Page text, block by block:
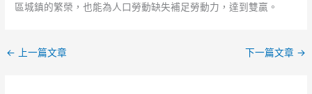
區城鎮的繁榮，也能為人口勞動缺失補足勞動力，達到雙贏。
← 上一篇文章 下一篇文章 →